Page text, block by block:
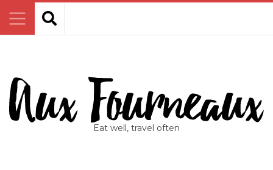
Eat well, travel often